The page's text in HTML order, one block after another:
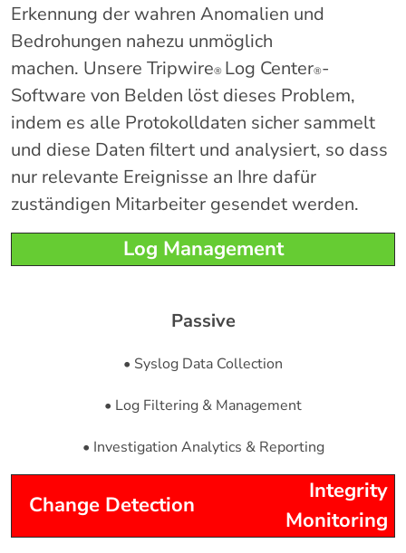
Erkennung der wahren Anomalien und
Bedrohungen nahezu unmöglich
machen. Unsere Tripwire® Log Center®-
Software von Belden löst dieses Problem,
indem es alle Protokolldaten sicher sammelt
und diese Daten filtert und analysiert, so dass
nur relevante Ereignisse an Ihre dafür
zuständigen Mitarbeiter gesendet werden.
Log Management
Passive
• Syslog Data Collection
• Log Filtering & Management
• Investigation Analytics & Reporting
Change Detection
Integrity
Monitoring